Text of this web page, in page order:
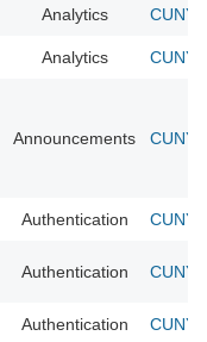
Analytics CUNY
Analytics CUNY
Announcements CUNY
Authentication CUNY
Authentication CUNY
Authentication CUNY